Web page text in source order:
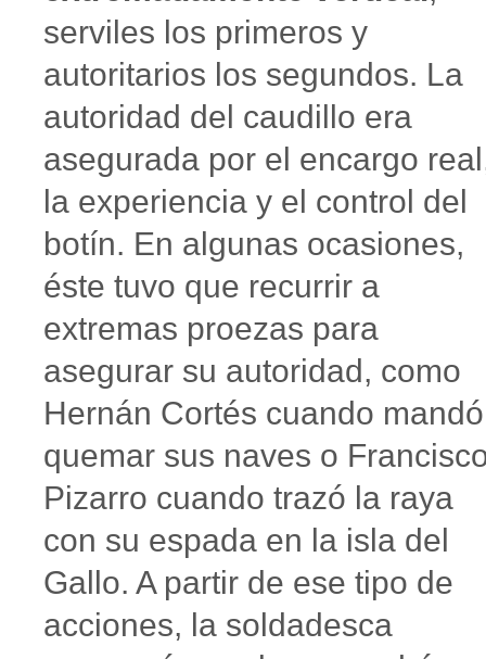
serviles los primeros y
autoritarios los segundos. La
autoridad del caudillo era
asegurada por el encargo
la experiencia y el control del
botín. En algunas ocasiones,
éste tuvo que recurrir a
extremas proezas para
asegurar su autoridad, como
Hernán Cortés cuando mandó
quemar sus naves o
Pizarro cuando trazó la raya
con su espada en la isla del
Gallo. A partir de ese tipo de
acciones, la soldadesca